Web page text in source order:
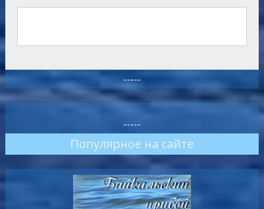
-----
-----
Популярное на сайте